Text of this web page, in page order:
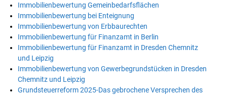
Immobilienbewertung Gemeinbedarfsflächen
Immobilienbewertung bei Enteignung
Immobilienbewertung von Erbbaurechten
Immobilienbewertung für Finanzamt in Berlin
Immobilienbewertung für Finanzamt in Dresden Chemnitz
und Leipzig
Immobilienbewertung von Gewerbegrundstücken in Dresden
Chemnitz und Leipzig
Grundsteuerreform 2025-Das gebrochene Versprechen des